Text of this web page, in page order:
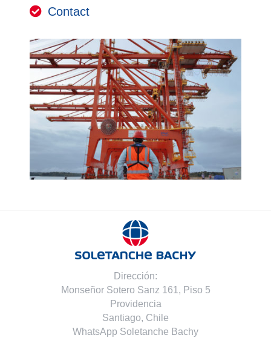
Contact
Dirección:
Monseñor Sotero Sanz 161, Piso 5
Providencia
Santiago, Chile
WhatsApp Soletanche Bachy